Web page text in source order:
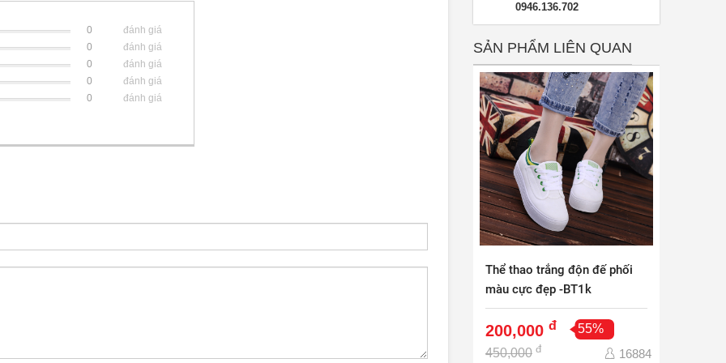
0
đánh giá
0
đánh giá
0
đánh giá
0
đánh giá
0
đánh giá
0946.136.702
SẢN PHẨM LIÊN QUAN
Thể thao trắng độn đế phối
màu cực đẹp -BT1k
200,000 đ
55%
450,000 đ 16884